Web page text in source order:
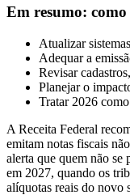
Em resumo:
Atualizar
Adequar a
Revisar
Planejar o
Tratar 2026
A Receita Federal
emitam notas fiscais
alerta que quem não se
em 2027, quando os
alíquotas reais do novo